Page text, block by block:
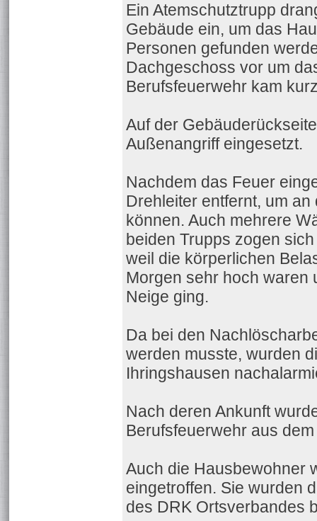
Ein Atemschutztrupp
Gebäude ein, um das
Personen gefunden
Dachgeschoss vor um
Berufsfeuerwehr kam
Auf der
Außenangriff eingesetzt.
Nachdem das Feuer
Drehleiter entfernt, um
können. Auch mehrere
beiden Trupps zogen
weil die körperlichen
Morgen sehr hoch waren
Neige ging.
Da bei den
werden musste, wurden
Ihringshausen
Nach deren Ankunft
Berufsfeuerwehr aus
Auch die Hausbewohner
eingetroffen. Sie wurden
des DRK Ortsverbandes